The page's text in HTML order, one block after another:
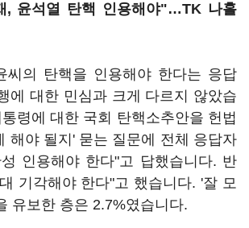
, 윤석열 탄핵 인용해야"…TK 나홀
씨의 탄핵을 인용해야 한다는 응답
에 대한 민심과 크게 다르지 않았습
령에 대한 국회 탄핵소추안을 헌법
해야 될지' 묻는 질문에 전체 응답자
인용해야 한다"고 답했습니다. 반
기각해야 한다"고 했습니다. '잘 모
유보한 층은 2.7%였습니다.